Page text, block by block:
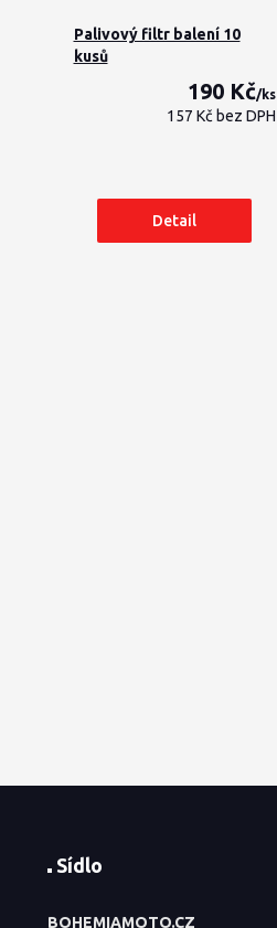
Palivový filtr balení 10
kusů
190 Kč/ks
157 Kčbez DPH
Detail
Sídlo
BOHEMIAMOTO.CZ